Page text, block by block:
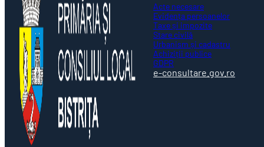
Acte necesare
Evidența persoanelor
Taxe și impozite
Stare civilă
Urbanism și cadastru
Achiziții publice
GDPR
e-consultare.gov.ro